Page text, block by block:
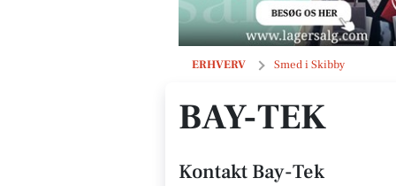
ERHVERV Smed i Skibby
Bay-Tek
BAY-TEK
Kontakt Bay-Tek